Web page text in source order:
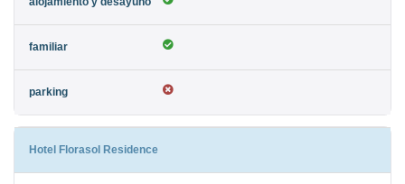
Hotel Florasol Residence